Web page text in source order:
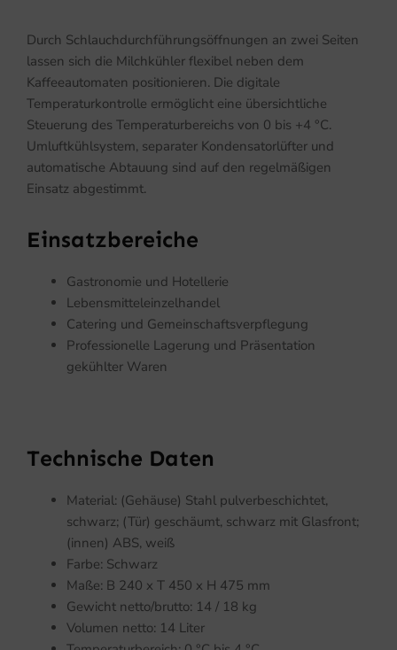
Durch Schlauchdurchführungsöffnungen an zwei Seiten
lassen sich die Milchkühler flexibel neben dem
Kaffeeautomaten positionieren. Die digitale
Temperaturkontrolle ermöglicht eine übersichtliche
Steuerung des Temperaturbereichs von 0 bis +4 °C.
Umluftkühlsystem, separater Kondensatorlüfter und
automatische Abtauung sind auf den regelmäßigen
Einsatz abgestimmt.
Einsatzbereiche
Gastronomie und Hotellerie
Lebensmitteleinzelhandel
Catering und Gemeinschaftsverpflegung
Professionelle Lagerung und Präsentation
gekühlter Waren
Technische Daten
Material: (Gehäuse) Stahl pulverbeschichtet,
schwarz; (Tür) geschäumt, schwarz mit Glasfront;
(innen) ABS, weiß
Farbe: Schwarz
Maße: B 240 x T 450 x H 475 mm
Gewicht netto/brutto: 14 / 18 kg
Volumen netto: 14 Liter